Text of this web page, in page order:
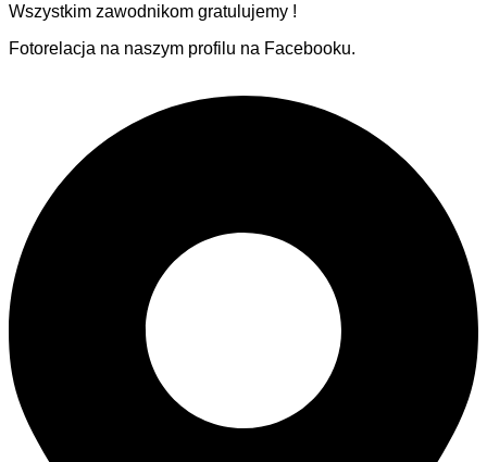
Wszystkim zawodnikom gratulujemy !
Fotorelacja na naszym profilu na Facebooku.